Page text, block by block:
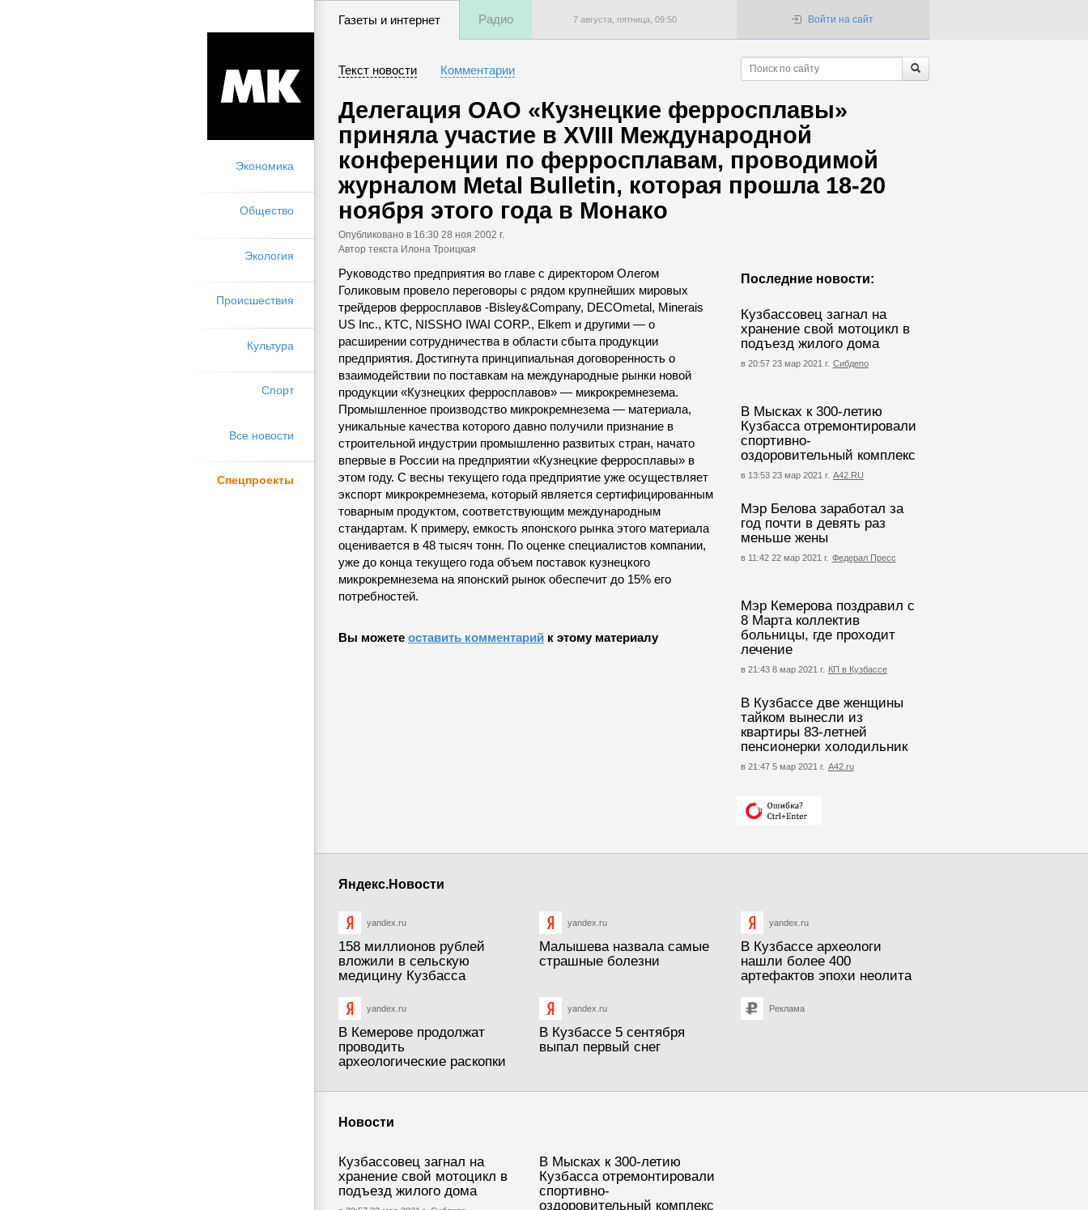
Экономика
Общество
Экология
Происшествия
Культура
Спорт
Все новости
Спецпроекты
Газеты и интернет Радио 7 августа, пятница, 09:50 Войти на сайт
Текст новости Комментарии
Делегация ОАО «Кузнецкие ферросплавы»
приняла участие в XVIII Международной
конференции по ферросплавам, проводимой
журналом Metal Bulletin, которая прошла 18-20
ноября этого года в Монако
Опубликовано в 16:30 28 ноя 2002 г.
Автор текста Илона Троицкая
Последние новости:
Кузбассовец загнал на
хранение свой мотоцикл в
подъезд жилого дома
в 20:57 23 мар 2021 г. Сибдепо
В Мысках к 300-летию
Кузбасса отремонтировали
спортивно-
оздоровительный комплекс
в 13:53 23 мар 2021 г. А42.RU
Мэр Белова заработал за
год почти в девять раз
меньше жены
в 11:42 22 мар 2021 г. Федерал Пресс
Мэр Кемерова поздравил с
8 Марта коллектив
больницы, где проходит
лечение
в 21:43 8 мар 2021 г. КП в Кузбассе
В Кузбассе две женщины
тайком вынесли из
квартиры 83-летней
пенсионерки холодильник
в 21:47 5 мар 2021 г. А42.ru
Руководство предприятия во главе с директором Олегом
Голиковым провело переговоры с рядом крупнейших мировых
трейдеров ферросплавов -Bisley&Company, DECOmetal, Minerais
US Inc., KTC, NISSHO IWAI CORP., Elkem и другими — о
расширении сотрудничества в области сбыта продукции
предприятия. Достигнута принципиальная договоренность о
взаимодействии по поставкам на международные рынки новой
продукции «Кузнецких ферросплавов» — микрокремнезема.
Промышленное производство микрокремнезема — материала,
уникальные качества которого давно получили признание в
строительной индустрии промышленно развитых стран, начато
впервые в России на предприятии «Кузнецкие ферросплавы» в
этом году. С весны текущего года предприятие уже осуществляет
экспорт микрокремнезема, который является сертифицированным
товарным продуктом, соответствующим международным
стандартам. К примеру, емкость японского рынка этого материала
оценивается в 48 тысяч тонн. По оценке специалистов компании,
уже до конца текущего года объем поставок кузнецкого
микрокремнезема на японский рынок обеспечит до 15% его
потребностей.
Вы можете оставить комментарий к этому материалу
Яндекс.Новости
yandex.ru
158 миллионов рублей
вложили в сельскую
медицину Кузбасса
yandex.ru
Малышева назвала самые
страшные болезни
yandex.ru
В Кузбассе археологи
нашли более 400
артефактов эпохи неолита
yandex.ru
В Кемерове продолжат
проводить
археологические раскопки
yandex.ru
В Кузбассе 5 сентября
выпал первый снег
Реклама
Новости
Кузбассовец загнал на
хранение свой мотоцикл в
подъезд жилого дома
В Мысках к 300-летию
Кузбасса отремонтировали
спортивно-
оздоровительный комплекс